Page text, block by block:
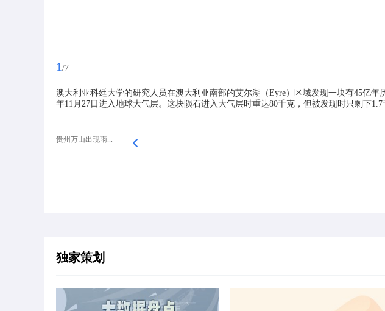
1 /7
澳大利亚科廷大学的研究人员在澳大利亚南部的艾尔湖（Eyre）区域发现一块有45亿年
年11月27日进入地球大气层。这块陨石进入大气层时重达80千克，但被发现时只剩下1.7
贵州万山出现雨...
独家策划